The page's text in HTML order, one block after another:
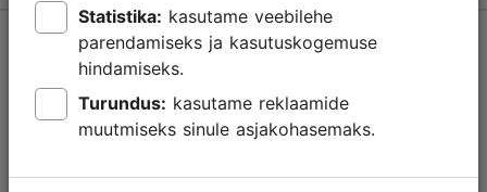
Kasutajatingimused
Võta meiega ühendust
Statistika:
parendamiseks ja kasutuskogemuse
hindamiseks.
Turundus:
muutmiseks sinule asjakohasemaks.